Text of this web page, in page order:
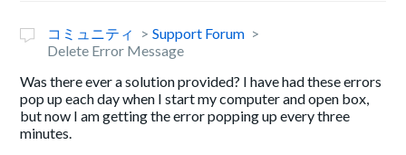
コミュニティ
Support Forum
Delete Error Message
Was there ever a solution provided? I have had these errors
pop up each day when I start my computer and open box,
but now I am getting the error popping up every three
minutes.